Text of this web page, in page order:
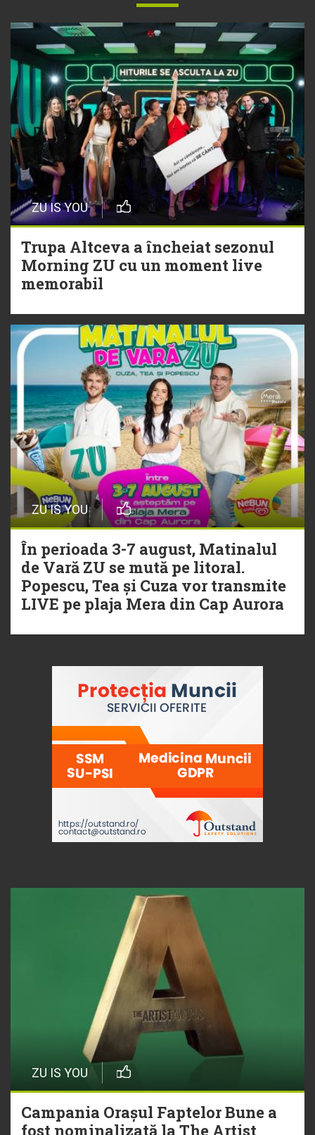
Bătălie strânsă la Hitul Monstru Al
Verii: Cabron versus Faydee
21 Iulie
Dă volumul mai tare! Cabron vine
cu Hitul Monstru al Verii
20 Iulie
Episod nou | Muzica Aia x DJ
Christian Thomson
20 Iulie
Torpedoul lui Morar: Theo Rose -
ZU IS YOU
Trupa Altceva a încheiat sezonul
Morning ZU cu un moment live
memorabil
ZU IS YOU
În perioada 3-7 august, Matinalul
de Vară ZU se mută pe litoral.
Popescu, Tea și Cuza vor transmite
LIVE pe plaja Mera din Cap Aurora
ZU IS YOU
Campania Orașul Faptelor Bune a
fost nominalizată la The Artist